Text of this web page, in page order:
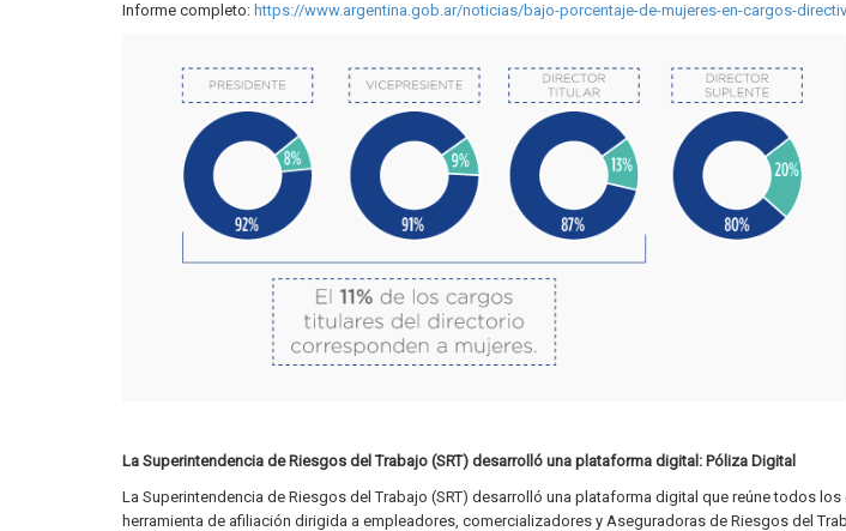
Informe completo: https://www.argentina.gob.ar/noticias/bajo-porcentaje-de-mujeres-en-cargos-
La Superintendencia de Riesgos del Trabajo (SRT) desarrolló una plataforma digital: Póliza Digital
La Superintendencia de Riesgos del Trabajo (SRT) desarrolló una plataforma digital que reúne todos
herramienta de afiliación dirigida a empleadores, comercializadores y Aseguradoras de Riesgos del